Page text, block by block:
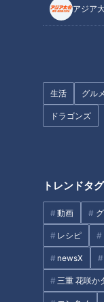
アジア
生活 グルメ
ドラゴンズ
トレンドタグ
動画
レシピ
newsX
三重 花咲か
ほぼ岐阜・関市だけ
ド『くるみ鍋』をいた
す！【チャント！】
グルメ
松本道弥